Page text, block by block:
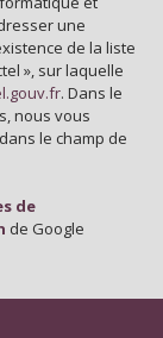
24,09 %
28,31 %
35,08 %
36,62 %
52,07 %
22,25 %
une
de la liste
», sur laquelle
. Dans le
nous vous
le champ de
de
de Google